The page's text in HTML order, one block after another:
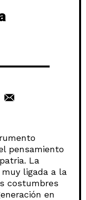
pensamiento
La
ligada a la
costumbres
en